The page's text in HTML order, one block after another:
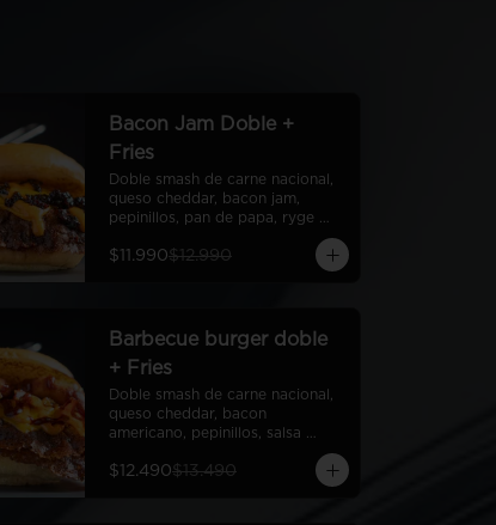
Bacon Jam Doble +
Fries
Doble smash de carne nacional,
queso cheddar, bacon jam,
pepinillos, pan de papa, ryge
$11.990$12.990
Barbecue burger doble
+ Fries
Doble smash de carne nacional,
queso cheddar, bacon
americano, pepinillos, salsa
cebolla americanos, ryge sauce,
$12.490$13.490